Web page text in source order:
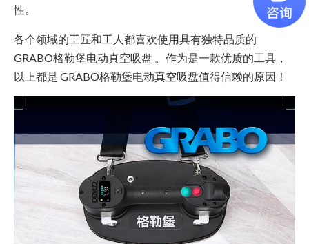
性。
各个领域的工匠和工人都喜欢使用具有独特品质的
GRABO格勒堡电动真空吸盘 。作为是一款优质的工具，
以上都是 GRABO格勒堡电动真空吸盘值得信赖的原因！